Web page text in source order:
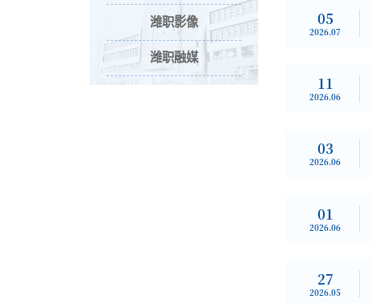
潍职影像
潍职融媒
05
2026.07
11
2026.06
03
2026.06
01
2026.06
27
2026.05